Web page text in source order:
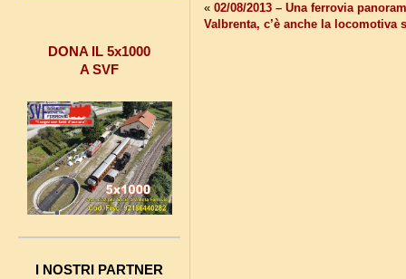
DONA IL 5x1000
A SVF
I NOSTRI PARTNER
« 02/08/2013 – Una ferrovia
Valbrenta, c’è anche la locomotiva